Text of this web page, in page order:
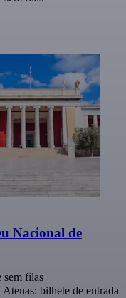
Nacional de
sem filas
bilhete de entrada